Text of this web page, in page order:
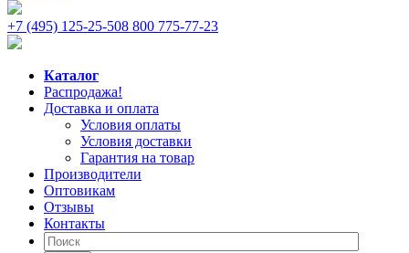
+7 (495) 125-25-508 800 775-77-23
Каталог
Распродажа!
Доставка и оплата
Условия оплаты
Условия доставки
Гарантия на товар
Производители
Оптовикам
Отзывы
Контакты